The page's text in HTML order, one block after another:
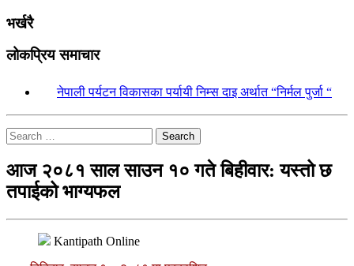
भर्खरै
लोकप्रिय समाचार
नेपाली पर्यटन विकासका पर्यायी निम्स दाइ अर्थात “निर्मल पुर्जा “
Search
आज २०८१ साल साउन १० गते बिहीवार: यस्तो छ
तपाईको भाग्यफल
Kantipath Online